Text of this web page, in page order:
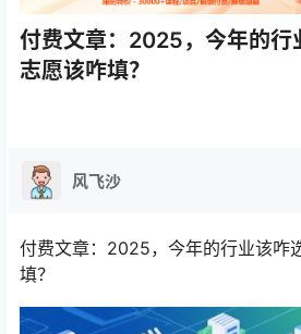
付费文章：2025，今年的行
志愿该咋填？
风飞沙
付费文章：2025，今年的行业该咋
填？